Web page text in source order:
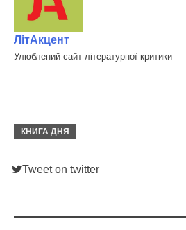
ЛітАкцент
Улюблений сайт літературної критики
КНИГА ДНЯ
Tweet on twitter